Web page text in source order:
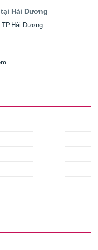
Hải Dương
Dương